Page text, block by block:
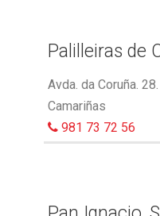
Palilleiras de
Avda. da Coruña.
Camariñas
981 73 72 56